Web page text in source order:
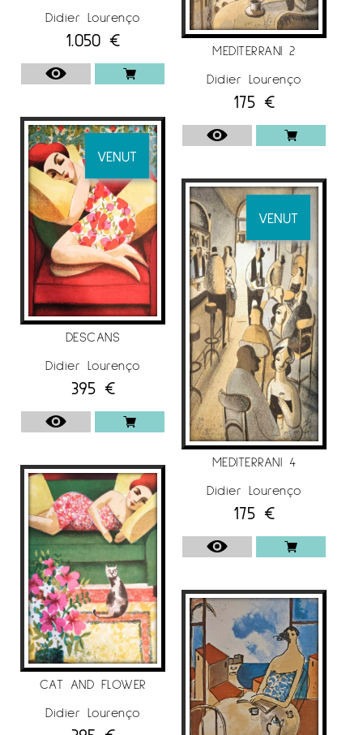
Didier Lourenço
1.050 €
VENUT
DESCANS
Didier Lourenço
395 €
CAT AND FLOWER
Didier Lourenço
MEDITERRANI 2
Didier Lourenço
175 €
VENUT
MEDITERRANI 4
Didier Lourenço
175 €